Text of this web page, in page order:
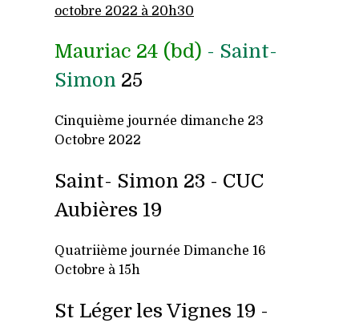
octobre 2022 à 20h30
Mauriac 24 (bd) - Saint-
Simon 25
Cinquième journée dimanche 23
Octobre 2022
Saint- Simon 23 - CUC
Aubières 19
Quatriième journée Dimanche 16
Octobre à 15h
St Léger les Vignes 19 -